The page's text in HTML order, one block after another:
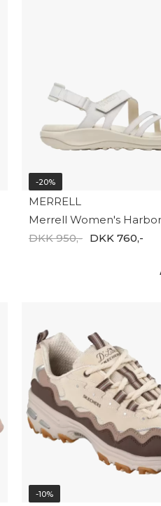
-20%
MERRELL
DKK 950,- DKK 760,-
-10%